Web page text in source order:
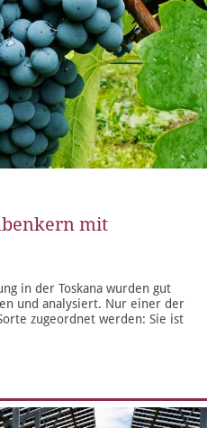
mit
in der Toskana wurden gut
und analysiert. Nur einer der
zugeordnet werden: Sie ist